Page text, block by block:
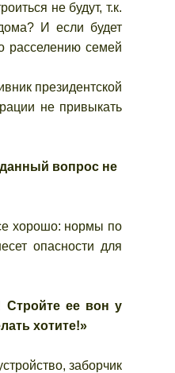
не будут, т.к.
И если будет
расселению семей
президентской
не привыкать
вопрос не
хорошо: нормы по
опасности для
Стройте ее вон у
хотите!»
заборчик